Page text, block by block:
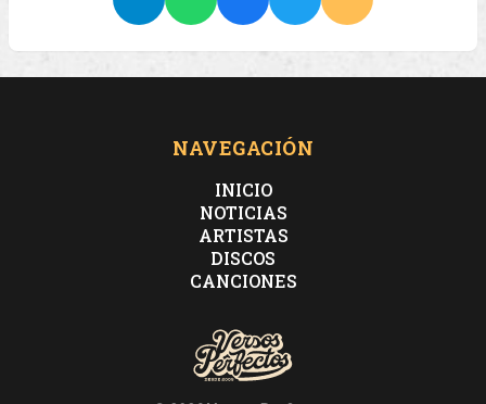
NAVEGACIÓN
INICIO
NOTICIAS
ARTISTAS
DISCOS
CANCIONES